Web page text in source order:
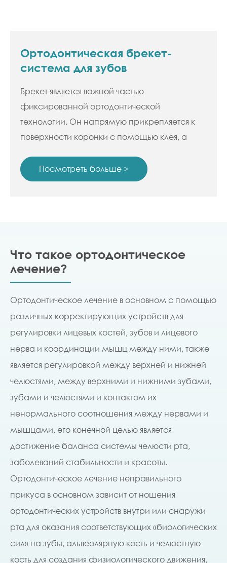
Ортодонтическая брекет-
система для зубов
Брекет является важной частью
фиксированной ортодонтической
технологии. Он напрямую прикрепляется к
поверхности коронки с помощью клея, а
приложения различных типов
ортодонтической силы к зубу.
Посмотреть больше >
Что такое ортодонтическое
лечение?
Ортодонтическое лечение в основном с помощью
различных корректирующих устройств для
регулировки лицевых костей, зубов и лицевого
нерва и координации мышц между ними, также
является регулировкой между верхней и нижней
челюстями, между верхними и нижними зубами,
зубами и челюстями и контактом их
ненормального соотношения между нервами и
мышцами, его конечной целью является
достижение баланса системы челюсти рта,
заболеваний стабильности и красоты.
Ортодонтическое лечение неправильного
прикуса в основном зависит от ношения
ортодонтических устройств внутри или снаружи
рта для оказания соответствующих «биологических
сил» на зубы, альвеолярную кость и челюстную
кость для создания физиологического движения,